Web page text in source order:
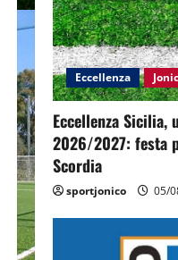
Eccellenza
Eccellenza
2026/2027: festa
Scordia
sportjonico 05/